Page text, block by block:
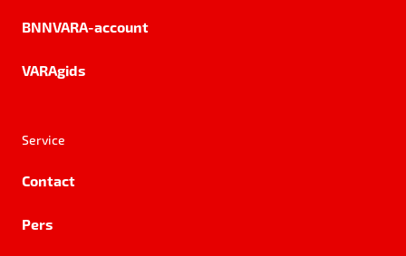
BNNVARA-account
VARAgids
Service
Contact
Pers